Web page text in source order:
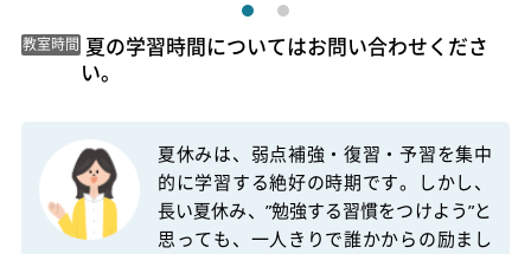
教室時間 夏の学習時間についてはお問い合わせくださ
い。
夏休みは、弱点補強・復習・予習を集中
的に学習する絶好の時期です。しかし、
長い夏休み、”勉強する習慣をつけよう”と
思っても、一人きりで誰かからの励まし